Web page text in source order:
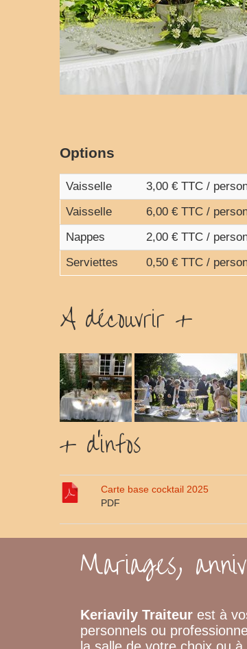
Options
Vaisselle 3,00 € TTC /
Vaisselle
6,00 € TTC /
Nappes
2,00 € TTC /
Serviettes
0,50 € TTC /
A découvrir +
+ d'infos
Carte base cocktail 2025
PDF
Mariages,
Keriavily Traiteur est à
personnels ou